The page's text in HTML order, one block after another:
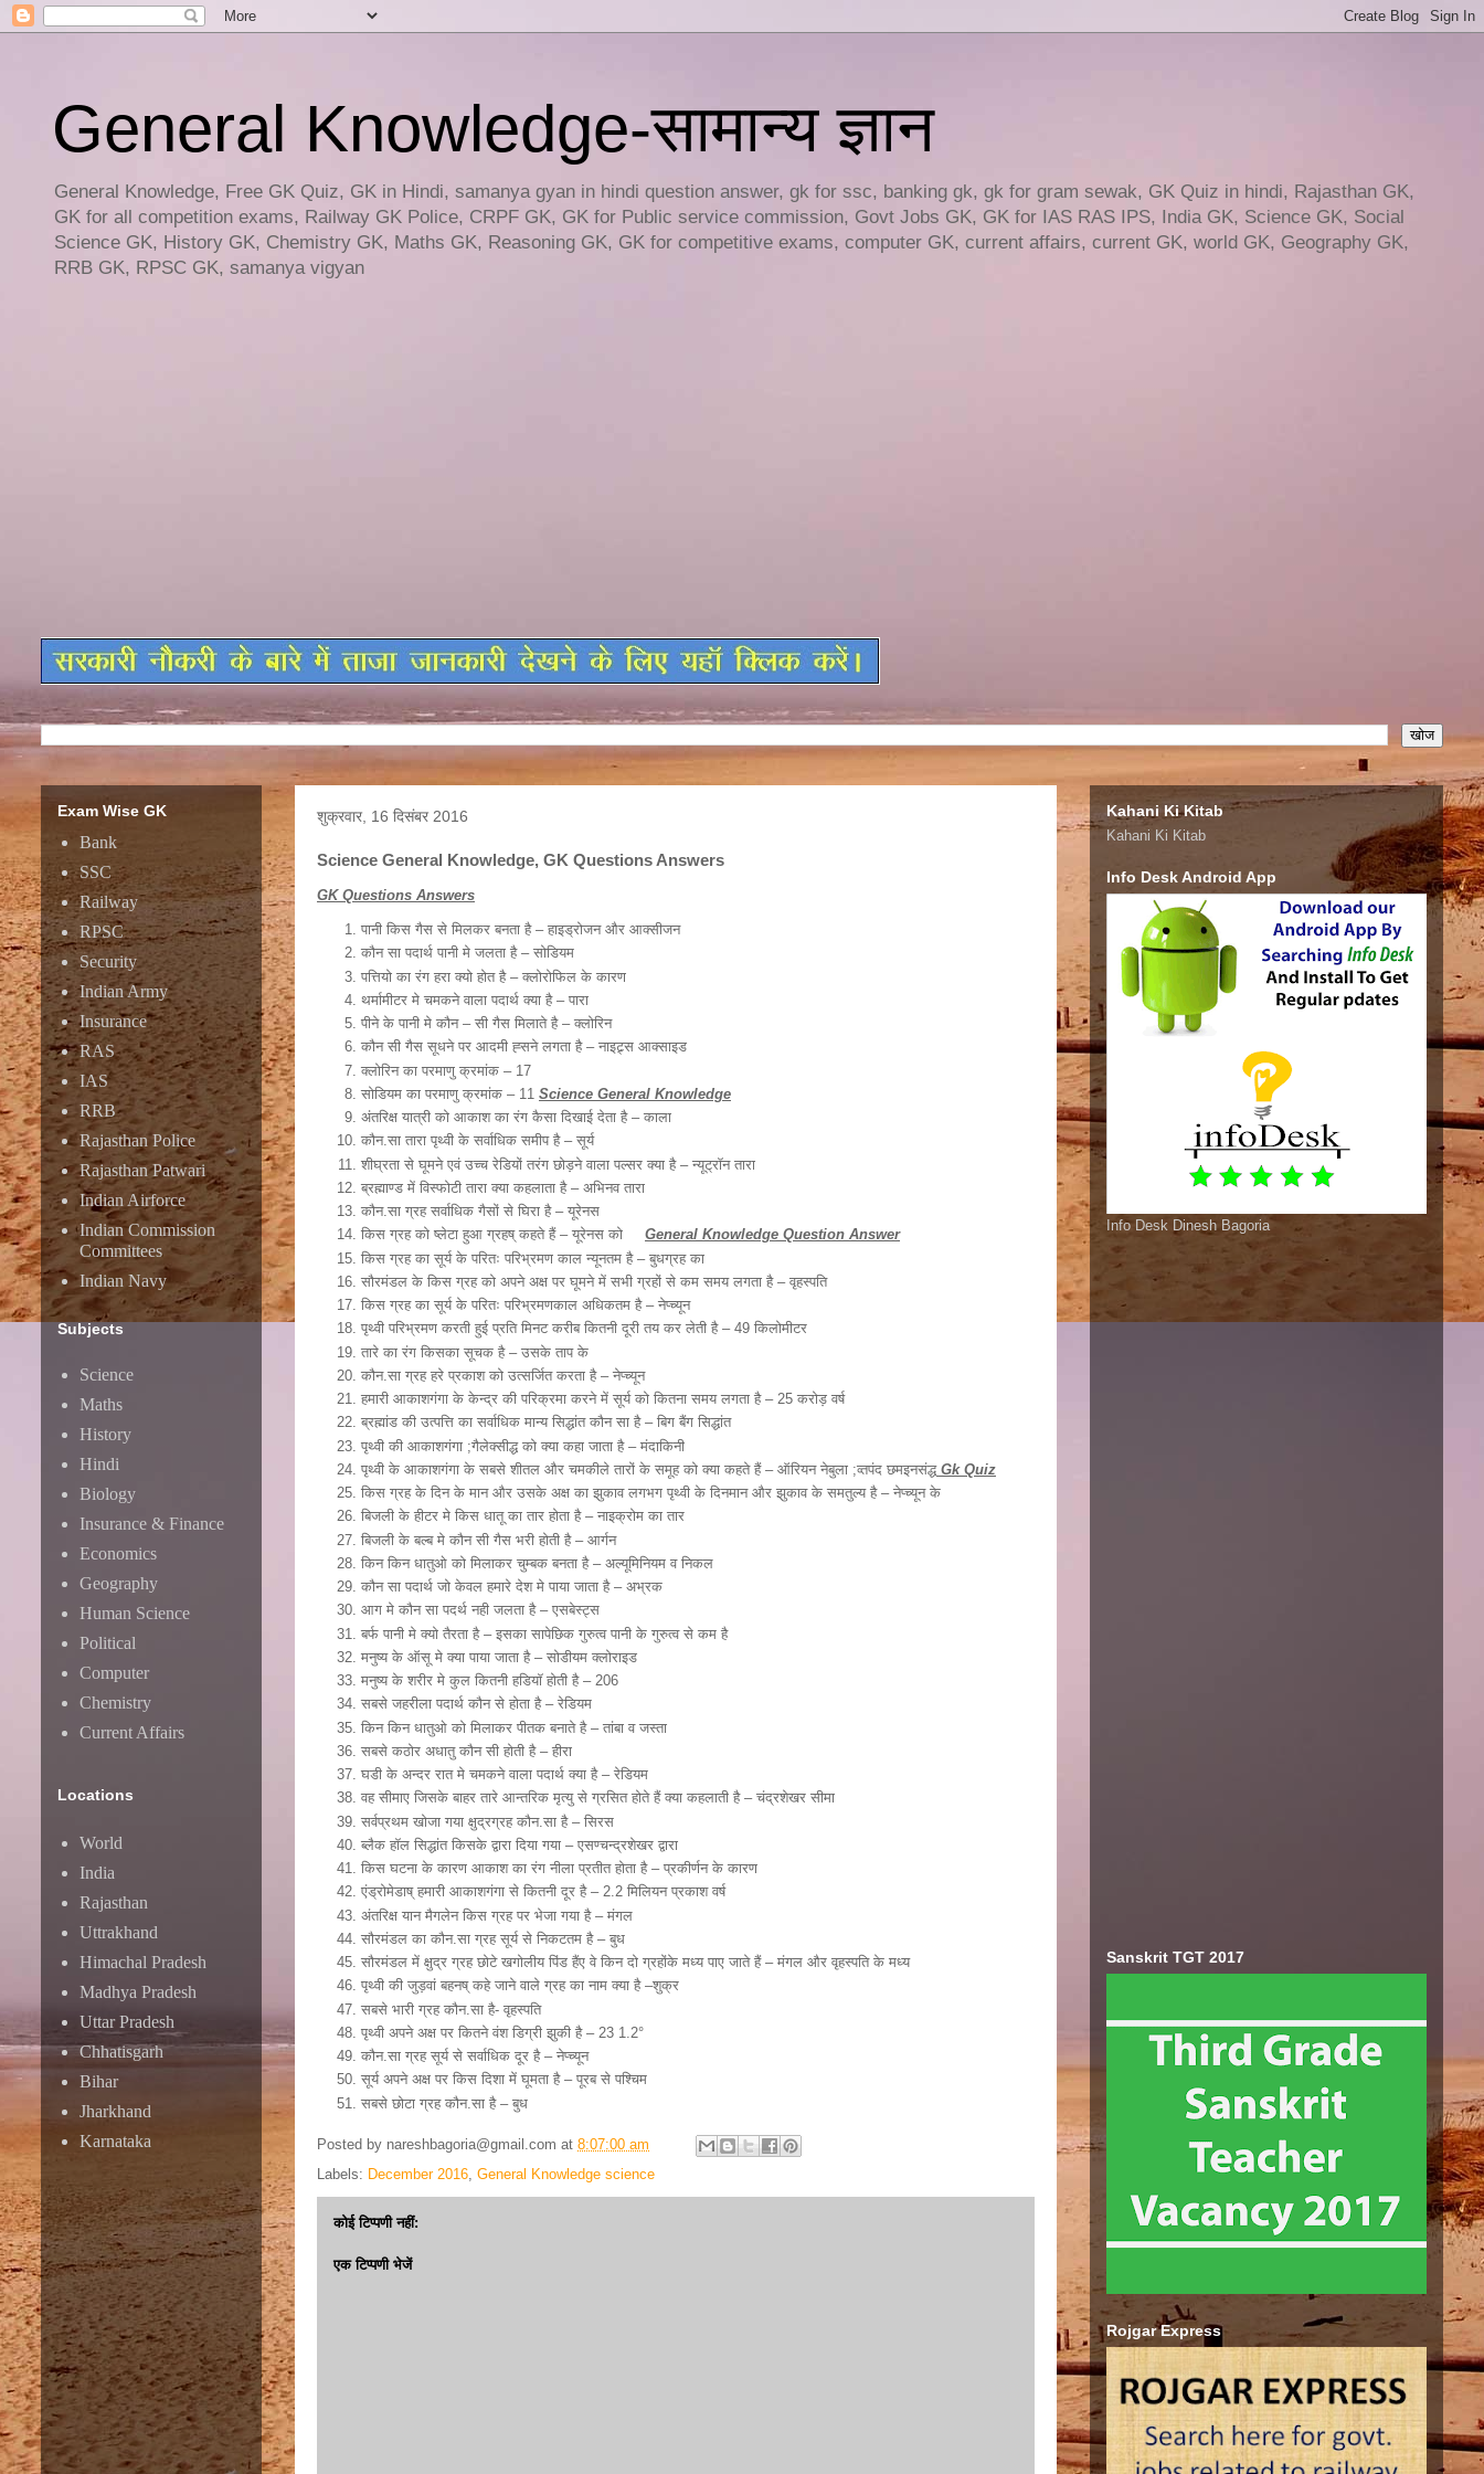
General Knowledge-सामान्य ज्ञान
General Knowledge, Free GK Quiz, GK in Hindi, samanya gyan in hindi question answer, gk for ssc, banking gk, gk for gram sewak, GK Quiz in hindi, Rajasthan GK,
GK for all competition exams, Railway GK Police, CRPF GK, GK for Public service commission, Govt Jobs GK, GK for IAS RAS IPS, India GK, Science GK, Social
Science GK, History GK, Chemistry GK, Maths GK, Reasoning GK, GK for competitive exams, computer GK, current affairs, current GK, world GK, Geography GK,
RRB GK, RPSC GK, samanya vigyan
शुक्रवार, 16 दिसंबर 2016
Science General Knowledge, GK Questions Answers
GK Questions Answers
पानी किस गैस से मिलकर बनता है – हाइड्रोजन और आक्सीजन
कौन सा पदार्थ पानी मे जलता है – सोडियम
पत्तियो का रंग हरा क्यो होत है – क्लोरोफिल के कारण
थर्मामीटर मे चमकने वाला पदार्थ क्या है – पारा
पीने के पानी मे कौन – सी गैस मिलाते है – क्लोरिन
कौन सी गैस सूधने पर आदमी ह्सने लगता है – नाइट्र्स आक्साइड
क्लोरिन का परमाणु क्रमांक – 17
सोडियम का परमाणु क्रमांक – 11 Science General Knowledge
अंतरिक्ष यात्री को आकाश का रंग कैसा दिखाई देता है – काला
कौन.सा तारा पृथ्वी के सर्वाधिक समीप है – सूर्य
शीघ्रता से घूमने एवं उच्च रेडियों तरंग छोड़ने वाला पल्सर क्या है – न्यूट्रॉन तारा
ब्रह्माण्ड में विस्फोटी तारा क्या कहलाता है – अभिनव तारा
कौन.सा ग्रह सर्वाधिक गैसों से घिरा है – यूरेनस
किस ग्रह को ष्लेटा हुआ ग्रहष् कहते हैं – यूरेनस को General Knowledge Question Answer
किस ग्रह का सूर्य के परितः परिभ्रमण काल न्यूनतम है – बुधग्रह का
सौरमंडल के किस ग्रह को अपने अक्ष पर घूमने में सभी ग्रहों से कम समय लगता है – वृहस्पति
किस ग्रह का सूर्य के परितः परिभ्रमणकाल अधिकतम है – नेप्च्यून
पृथ्वी परिभ्रमण करती हुई प्रति मिनट करीब कितनी दूरी तय कर लेती है – 49 किलोमीटर
तारे का रंग किसका सूचक है – उसके ताप के
कौन.सा ग्रह हरे प्रकाश को उत्सर्जित करता है – नेप्च्यून
हमारी आकाशगंगा के केन्द्र की परिक्रमा करने में सूर्य को कितना समय लगता है – 25 करोड़ वर्ष
ब्रह्मांड की उत्पत्ति का सर्वाधिक मान्य सिद्धांत कौन सा है – बिग बैंग सिद्धांत
पृथ्वी की आकाशगंगा ;गैलेक्सीद्ध को क्या कहा जाता है – मंदाकिनी
पृथ्वी के आकाशगंगा के सबसे शीतल और चमकीले तारों के समूह को क्या कहते हैं – ऑरियन नेबुला ;व्तपंद छमइनसंद्धGk Quiz
किस ग्रह के दिन के मान और उसके अक्ष का झुकाव लगभग पृथ्वी के दिनमान और झुकाव के समतुल्य है – नेप्च्यून के
बिजली के हीटर मे किस धातू का तार होता है – नाइक्रोम का तार
बिजली के बल्ब मे कौन सी गैस भरी होती है – आर्गन
किन किन धातुओ को मिलाकर चुम्बक बनता है – अल्यूमिनियम व निकल
कौन सा पदार्थ जो केवल हमारे देश मे पाया जाता है – अभ्रक
आग मे कौन सा पदर्थ नही जलता है – एसबेस्ट्स
बर्फ पानी मे क्यो तैरता है – इसका सापेछिक गुरुत्व पानी के गुरुत्व से कम है
मनुष्य के ऑसू मे क्या पाया जाता है – सोडीयम क्लोराइड
मनुष्य के शरीर मे कुल कितनी हडियॉ होती है – 206
सबसे जहरीला पदार्थ कौन से होता है – रेडियम
किन किन धातुओ को मिलाकर पीतक बनाते है – तांबा व जस्ता
सबसे कठोर अधातु कौन सी होती है – हीरा
घडी के अन्दर रात मे चमकने वाला पदार्थ क्या है – रेडियम
वह सीमाए जिसके बाहर तारे आन्तरिक मृत्यु से ग्रसित होते हैं क्या कहलाती है – चंद्रशेखर सीमा
सर्वप्रथम खोजा गया क्षुद्रग्रह कौन.सा है – सिरस
ब्लैक हॉल सिद्धांत किसके द्वारा दिया गया – एसण्चन्द्रशेखर द्वारा
किस घटना के कारण आकाश का रंग नीला प्रतीत होता है – प्रकीर्णन के कारण
एंड्रोमेडाष् हमारी आकाशगंगा से कितनी दूर है – 2.2 मिलियन प्रकाश वर्ष
अंतरिक्ष यान मैगलेन किस ग्रह पर भेजा गया है – मंगल
सौरमंडल का कौन.सा ग्रह सूर्य से निकटतम है – बुध
सौरमंडल में क्षुद्र ग्रह छोटे खगोलीय पिंड हैंए वे किन दो ग्रहोंके मध्य पाए जाते हैं – मंगल और वृहस्पति के मध्य
पृथ्वी की जुड़वां बहनष् कहे जाने वाले ग्रह का नाम क्या है –शुक्र
सबसे भारी ग्रह कौन.सा है- वृहस्पति
पृथ्वी अपने अक्ष पर कितने वंश डिग्री झुकी है – 23 1.2°
कौन.सा ग्रह सूर्य से सर्वाधिक दूर है – नेप्च्यून
सूर्य अपने अक्ष पर किस दिशा में घूमता है – पूरब से पश्चिम
सबसे छोटा ग्रह कौन.सा है – बुध
Posted by nareshbagoria@gmail.com at 8:07:00 am
Labels: December 2016, General Knowledge science
कोई टिप्पणी नहीं:
एक टिप्पणी भेजें
Exam Wise GK
Bank
SSC
Railway
RPSC
Security
Indian Army
Insurance
RAS
IAS
RRB
Rajasthan Police
Rajasthan Patwari
Indian Airforce
Indian Commission
Committees
Indian Navy
Subjects
Science
Maths
History
Hindi
Biology
Insurance & Finance
Economics
Geography
Human Science
Political
Computer
Chemistry
Current Affairs
Locations
World
India
Rajasthan
Uttrakhand
Himachal Pradesh
Madhya Pradesh
Uttar Pradesh
Chhatisgarh
Bihar
Jharkhand
Karnataka
Kahani Ki Kitab
Kahani Ki Kitab
Info Desk Android App
Info Desk Dinesh Bagoria
Sanskrit TGT 2017
Rojgar Express